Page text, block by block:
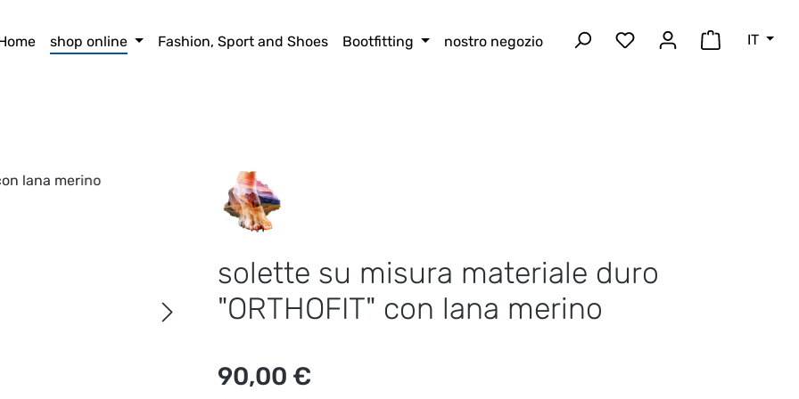
shop online Fashion, Sport and Shoes Bootfitting nostro negozio Hai 0 articoli nella lista
Il carrello
IT
solette su misura materiale duro
"ORTHOFIT" con lana merino
Prezzo normale:
90,00 €